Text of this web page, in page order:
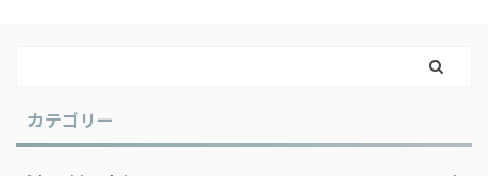
カテゴリー